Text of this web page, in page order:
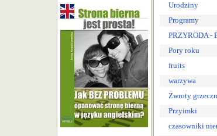
Urodziny
Programy
PRZYRODA -
Pory roku
fruits
warzywa
Zwroty
Przyimki
czasowniki